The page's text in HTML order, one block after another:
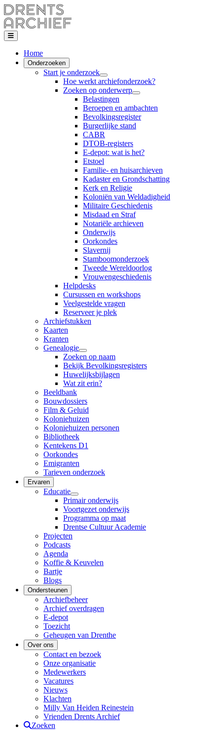
Home
Onderzoeken
Start je onderzoek
Hoe werkt archiefonderzoek?
Zoeken op onderwerp
Belastingen
Beroepen en ambachten
Bevolkingsregister
Burgerlijke stand
CABR
DTOB-registers
E-depot: wat is het?
Etstoel
Familie- en huisarchieven
Kadaster en Grondschatting
Kerk en Religie
Koloniën van Weldadigheid
Militaire Geschiedenis
Misdaad en Straf
Notariële archieven
Onderwijs
Oorkondes
Slavernij
Stamboomonderzoek
Tweede Wereldoorlog
Vrouwengeschiedenis
Helpdesks
Cursussen en workshops
Veelgestelde vragen
Reserveer je plek
Archiefstukken
Kaarten
Kranten
Genealogie
Zoeken op naam
Bekijk Bevolkingsregisters
Huwelijksbijlagen
Wat zit erin?
Beeldbank
Bouwdossiers
Film & Geluid
Koloniehuizen
Koloniehuizen personen
Bibliotheek
Kentekens D1
Oorkondes
Emigranten
Tarieven onderzoek
Ervaren
Educatie
Primair onderwijs
Voortgezet onderwijs
Programma op maat
Drentse Cultuur Academie
Projecten
Podcasts
Agenda
Koffie & Keuvelen
Bartje
Blogs
Ondersteunen
Archiefbeheer
Archief overdragen
E-depot
Toezicht
Geheugen van Drenthe
Over ons
Contact en bezoek
Onze organisatie
Medewerkers
Vacatures
Nieuws
Klachten
Milly Van Heiden Reinestein
Vrienden Drents Archief
Zoeken